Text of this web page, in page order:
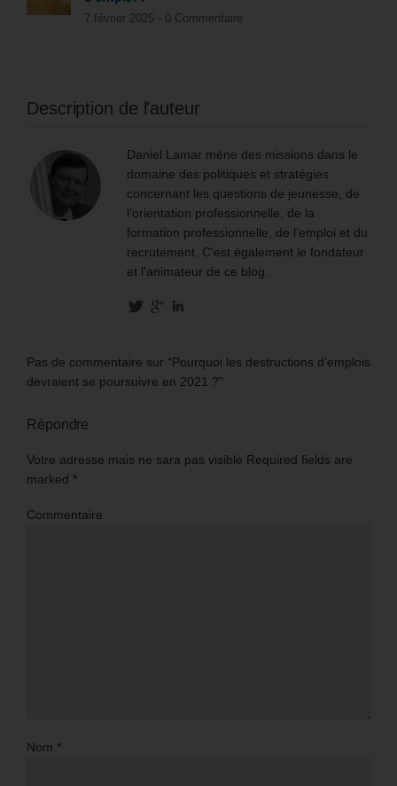
7 février 2025 - 0 Commentaire
Description de l'auteur
Daniel Lamar mène des missions dans le
domaine des politiques et stratégies
concernant les questions de jeunesse, de
l’orientation professionnelle, de la
formation professionnelle, de l’emploi et du
recrutement. C'est également le fondateur
et l'animateur de ce blog.
Pas de commentaire sur “Pourquoi les destructions d’emplois
devraient se poursuivre en 2021 ?”
Répondre
Votre adresse mais ne sara pas visible Required fields are
marked *
Commentaire
Nom *